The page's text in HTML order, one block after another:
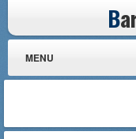
B
MENU